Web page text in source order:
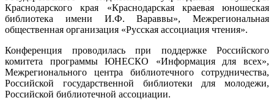
Краснодарского края «Краснодарская краевая юношеская
библиотека имени И.Ф. Вараввы», Межрегиональная
общественная организация «Русская ассоциация чтения».
Конференция проводилась при поддержке Российского
комитета программы ЮНЕСКО «Информация для всех»,
Межрегионального центра библиотечного сотрудничества,
Российской государственной библиотеки для молодежи,
Российской библиотечной ассоциации.